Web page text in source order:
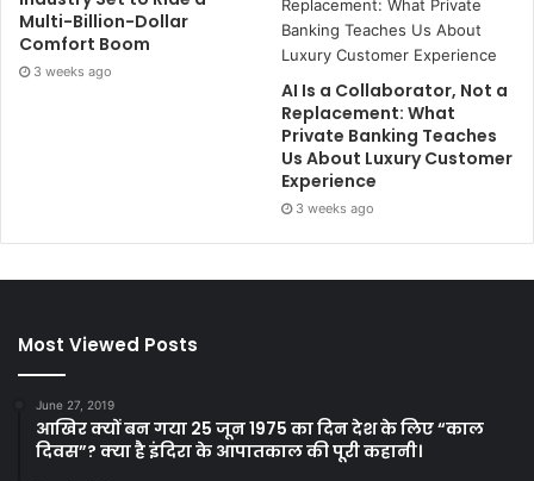
Multi-Billion-Dollar
Comfort Boom
3 weeks ago
AI Is a Collaborator, Not a
Replacement: What
Private Banking Teaches
Us About Luxury Customer
Experience
3 weeks ago
Most Viewed Posts
June 27, 2019
आखिर क्यों बन गया 25 जून 1975 का दिन देश के लिए “काल
दिवस”? क्या है इंदिरा के आपातकाल की पूरी कहानी।